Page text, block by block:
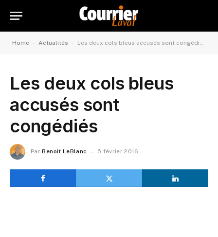
Home - Actualités - Les deux cols bleus accusés sont congédiés
Les deux cols bleus
accusés sont
congédiés
Par Benoit LeBlanc 5 février 2016